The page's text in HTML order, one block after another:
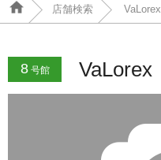
店舗検索 VaLorex
8号館 VaLorex